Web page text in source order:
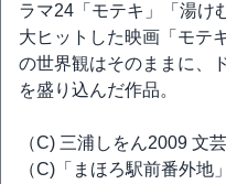
ラマ24「モテキ」「湯け
大ヒットした映画「モテ
の世界観はそのままに、
を盛り込んだ作品。
（C) 三浦しをん2009 文
（C)「まほろ駅前番外地